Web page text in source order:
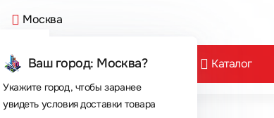
Москва
Ваш город: Москва?
Укажите город, чтобы заранее
увидеть условия доставки товара
Каталог
Сегодня покупают